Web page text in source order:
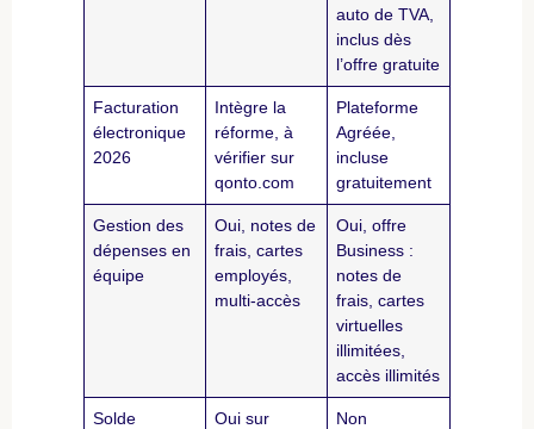
auto de TVA,
inclus dès
l’offre gratuite
Facturation
électronique
2026
Intègre la
réforme, à
vérifier sur
qonto.com
Plateforme
Agréée,
incluse
gratuitement
Gestion des
dépenses en
équipe
Oui, notes de
frais, cartes
employés,
multi-accès
Oui, offre
Business :
notes de
frais, cartes
virtuelles
illimitées,
accès illimités
Solde
Oui sur
Non